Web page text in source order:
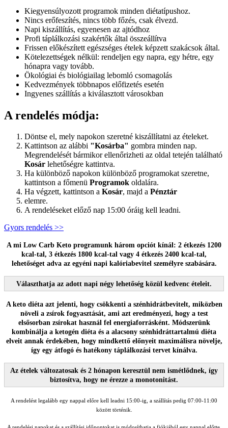
Kiegyensúlyozott programok minden diétatípushoz.
Nincs erőfeszítés, nincs több főzés, csak élvezd.
Napi kiszállítás, egyenesen az ajtódhoz
Profi táplálkozási szakértők által összeállítva
Frissen előkészített egészséges ételek képzett szakácsok által.
Kötelezettségek nélkül: rendeljen egy napra, egy hétre, egy
hónapra vagy tovább.
Ökológiai és biológiailag lebomló csomagolás
Kedvezmények többnapos előfizetés esetén
Ingyenes szállítás a kiválasztott városokban
A rendelés módja:
Döntse el, mely napokon szeretné kiszállítatni az ételeket.
Kattintson az alábbi "Kosárba" gombra minden nap.
Megrendelését bármikor ellenőrizheti az oldal tetején található
Kosár lehetőségre kattintva.
Ha különböző napokon különböző programokat szeretne,
kattintson a főmenü Programok oldalára.
Ha végzett, kattintson a Kosár, majd a Pénztár
elemre.
A rendeléseket előző nap 15:00 óráig kell leadni.
Gyors rendelés >>
A mi Low Carb Keto programunk három opciót kínál: 2 étkezés 1200
kcal-tal, 3 étkezés 1800 kcal-tal vagy 4 étkezés 2400 kcal-tal,
lehetőséget adva az egyéni napi kalóriabevitel személyre szabására.
Választhatja az adott napi négy lehetőség közül kedvenc ételeit.
A keto diéta azt jelenti, hogy csökkenti a szénhidrátbevitelt, miközben
növeli a zsírok fogyasztását, ami azt eredményezi, hogy a test
elsősorban zsírokat használ fel energiaforrásként. Módszerünk
kombinálja a ketogén diéta és a alacsony szénhidráttartalmú diéta
elveit annak érdekében, hogy mindkettő előnyeit maximálisra növelje,
így egy átfogó és hatékony táplálkozási tervet kínálva.
Az ételek változatosak és 2 hónapon keresztül nem ismétlődnek, így
biztosítva, hogy ne érezze a monotonitást.
A rendelést legalább egy nappal előre kell leadni 15:00-ig, a szállítás pedig 07:00-11:00
között történik.